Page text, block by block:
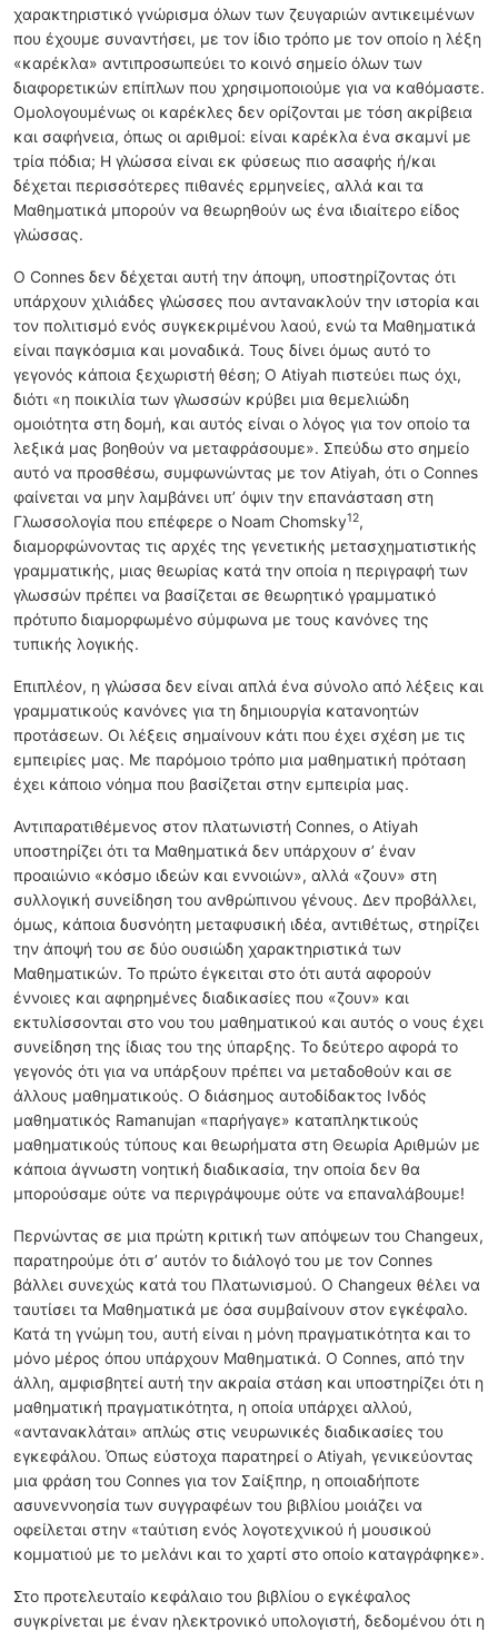
χαρακτηριστικό γνώρισμα όλων των ζευγαριών αντικειμένων
που έχουμε συναντήσει, με τον ίδιο τρόπο με τον οποίο η λέξη
«καρέκλα» αντιπροσωπεύει το κοινό σημείο όλων των
διαφορετικών επίπλων που χρησιμοποιούμε για να καθόμαστε.
Ομολογουμένως οι καρέκλες δεν ορίζονται με τόση ακρίβεια
και σαφήνεια, όπως οι αριθμοί: είναι καρέκλα ένα σκαμνί με
τρία πόδια; Η γλώσσα είναι εκ φύσεως πιο ασαφής ή/και
δέχεται περισσότερες πιθανές ερμηνείες, αλλά και τα
Μαθηματικά μπορούν να θεωρηθούν ως ένα ιδιαίτερο είδος
γλώσσας.
Ο Connes δεν δέχεται αυτή την άποψη, υποστηρίζοντας ότι
υπάρχουν χιλιάδες γλώσσες που αντανακλούν την ιστορία και
τον πολιτισμό ενός συγκεκριμένου λαού, ενώ τα Μαθηματικά
είναι παγκόσμια και μοναδικά. Τους δίνει όμως αυτό το
γεγονός κάποια ξεχωριστή θέση; Ο Atiyah πιστεύει πως όχι,
διότι «η ποικιλία των γλωσσών κρύβει μια θεμελιώδη
ομοιότητα στη δομή, και αυτός είναι ο λόγος για τον οποίο τα
λεξικά μας βοηθούν να μεταφράσουμε». Σπεύδω στο σημείο
αυτό να προσθέσω, συμφωνώντας με τον Atiyah, ότι ο Connes
φαίνεται να μην λαμβάνει υπ’ όψιν την επανάσταση στη
Γλωσσολογία που επέφερε ο Noam Chomsky12,
διαμορφώνοντας τις αρχές της γενετικής μετασχηματιστικής
γραμματικής, μιας θεωρίας κατά την οποία η περιγραφή των
γλωσσών πρέπει να βασίζεται σε θεωρητικό γραμματικό
πρότυπο διαμορφωμένο σύμφωνα με τους κανόνες της
τυπικής λογικής.
Επιπλέον, η γλώσσα δεν είναι απλά ένα σύνολο από λέξεις και
γραμματικούς κανόνες για τη δημιουργία κατανοητών
προτάσεων. Οι λέξεις σημαίνουν κάτι που έχει σχέση με τις
εμπειρίες μας. Με παρόμοιο τρόπο μια μαθηματική πρόταση
έχει κάποιο νόημα που βασίζεται στην εμπειρία μας.
Αντιπαρατιθέμενος στον πλατωνιστή Connes, ο Atiyah
υποστηρίζει ότι τα Μαθηματικά δεν υπάρχουν σ’ έναν
προαιώνιο «κόσμο ιδεών και εννοιών», αλλά «ζουν» στη
συλλογική συνείδηση του ανθρώπινου γένους. Δεν προβάλλει,
όμως, κάποια δυσνόητη μεταφυσική ιδέα, αντιθέτως, στηρίζει
την άποψή του σε δύο ουσιώδη χαρακτηριστικά των
Μαθηματικών. Το πρώτο έγκειται στο ότι αυτά αφορούν
έννοιες και αφηρημένες διαδικασίες που «ζουν» και
εκτυλίσσονται στο νου του μαθηματικού και αυτός ο νους έχει
συνείδηση της ίδιας του της ύπαρξης. Το δεύτερο αφορά το
γεγονός ότι για να υπάρξουν πρέπει να μεταδοθούν και σε
άλλους μαθηματικούς. Ο διάσημος αυτοδίδακτος Ινδός
μαθηματικός Ramanujan «παρήγαγε» καταπληκτικούς
μαθηματικούς τύπους και θεωρήματα στη Θεωρία Αριθμών με
κάποια άγνωστη νοητική διαδικασία, την οποία δεν θα
μπορούσαμε ούτε να περιγράψουμε ούτε να επαναλάβουμε!
Περνώντας σε μια πρώτη κριτική των απόψεων του Changeux,
παρατηρούμε ότι σ’ αυτόν το διάλογό του με τον Connes
βάλλει συνεχώς κατά του Πλατωνισμού. Ο Changeux θέλει να
ταυτίσει τα Μαθηματικά με όσα συμβαίνουν στον εγκέφαλο.
Κατά τη γνώμη του, αυτή είναι η μόνη πραγματικότητα και το
μόνο μέρος όπου υπάρχουν Μαθηματικά. Ο Connes, από την
άλλη, αμφισβητεί αυτή την ακραία στάση και υποστηρίζει ότι η
μαθηματική πραγματικότητα, η οποία υπάρχει αλλού,
«αντανακλάται» απλώς στις νευρωνικές διαδικασίες του
εγκεφάλου. Όπως εύστοχα παρατηρεί ο Atiyah, γενικεύοντας
μια φράση του Connes για τον Σαίξπηρ, η οποιαδήποτε
ασυνεννοησία των συγγραφέων του βιβλίου μοιάζει να
οφείλεται στην «ταύτιση ενός λογοτεχνικού ή μουσικού
κομματιού με το μελάνι και το χαρτί στο οποίο καταγράφηκε».
Στο προτελευταίο κεφάλαιο του βιβλίου ο εγκέφαλος
συγκρίνεται με έναν ηλεκτρονικό υπολογιστή, δεδομένου ότι η